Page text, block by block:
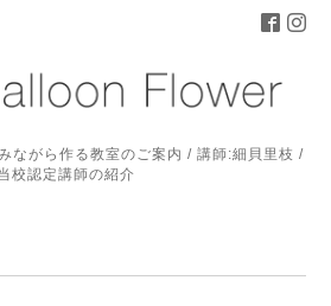
ながら作る教室のご案内 / 講師:細貝里枝 /
校認定講師の紹介